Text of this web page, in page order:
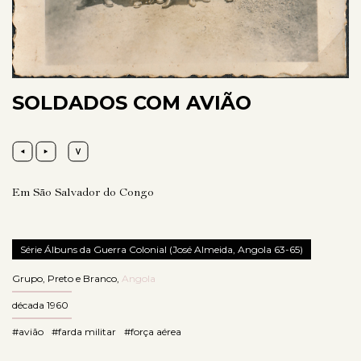
SOLDADOS COM AVIÃO
Em São Salvador do Congo
Série Álbuns da Guerra Colonial (José Almeida, Angola 63-65)
Grupo Preto e Branco Angola
década 1960
#avião #farda militar #força aérea